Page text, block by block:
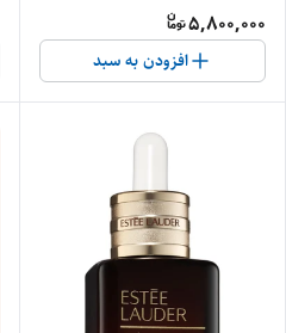
5,800,000
افزودن به سبد